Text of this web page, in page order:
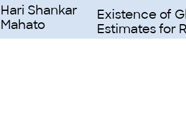
Hari Shankar
Mahato
Existence of
Estimates for